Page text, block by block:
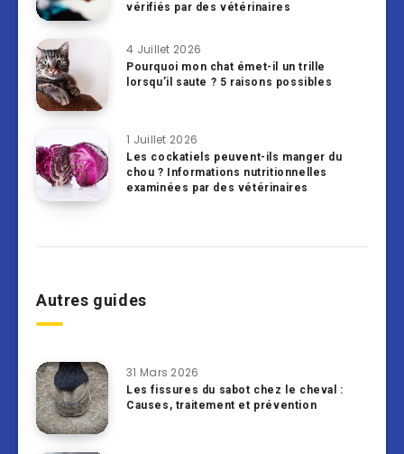
vérifiés par des vétérinaires
4 Juillet 2026
Pourquoi mon chat émet-il un trille
lorsqu’il saute ? 5 raisons possibles
1 Juillet 2026
Les cockatiels peuvent-ils manger du
chou ? Informations nutritionnelles
examinées par des vétérinaires
Autres guides
31 Mars 2026
Les fissures du sabot chez le cheval :
Causes, traitement et prévention